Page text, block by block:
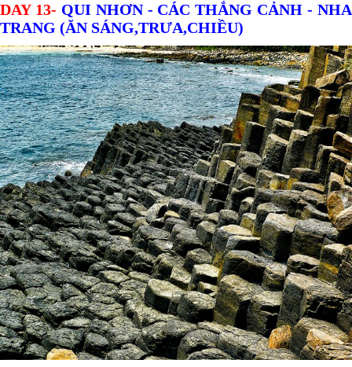
DAY 13- QUI NHƠN - CÁC THẮNG CẢNH - NHA
TRANG (ĂN SÁNG,TRƯA,CHIỀU)